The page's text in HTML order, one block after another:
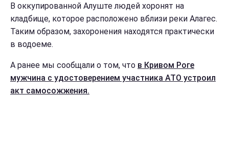
В оккупированной Алуште людей хоронят на
кладбище, которое расположено вблизи реки Алагес.
Таким образом, захоронения находятся практически
в водоеме.
А ранее мы сообщали о том, что в Кривом Роге
мужчина с удостоверением участника АТО устроил
акт самосожжения.